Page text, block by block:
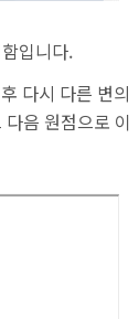
입니다.
다시 다른 변의
음 원점으로 이